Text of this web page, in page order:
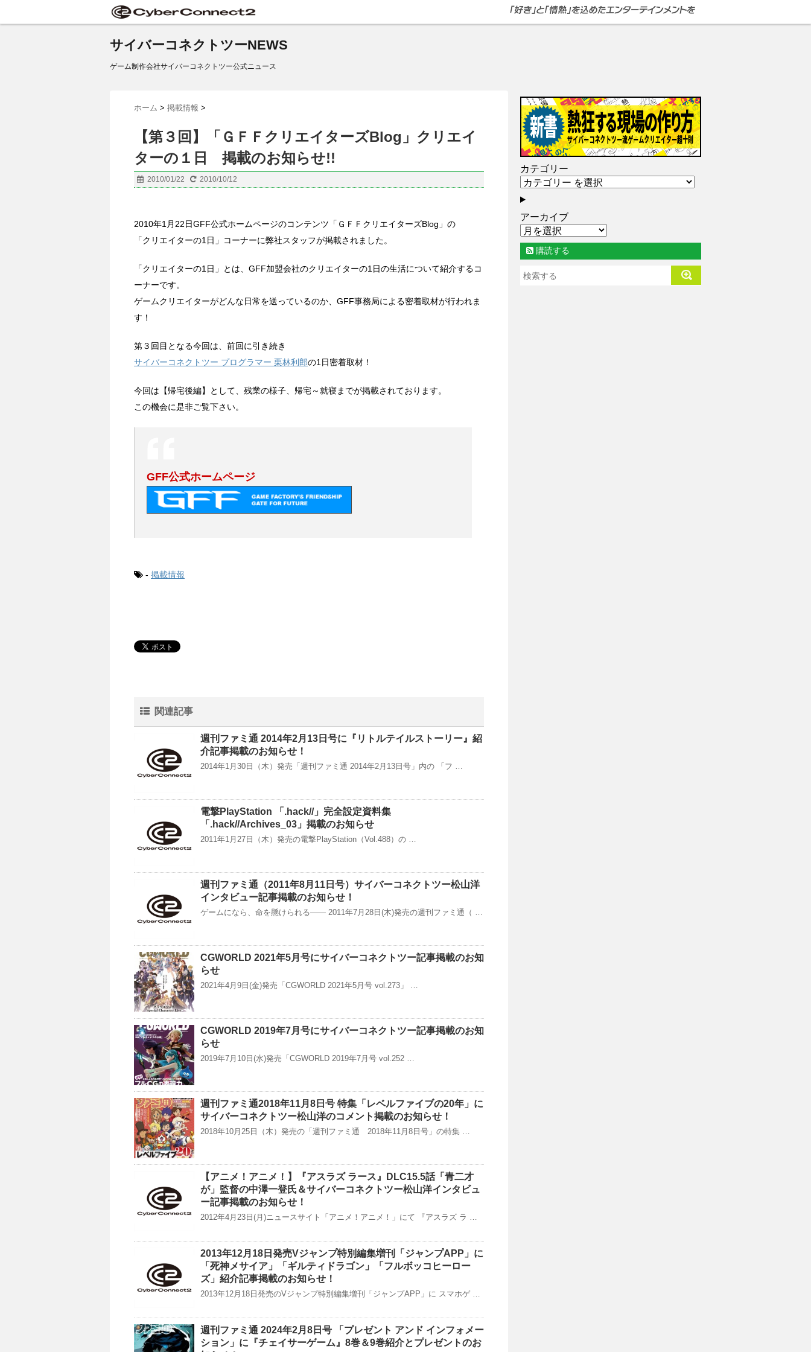
サイバーコネクトツーNEWS
ゲーム制作会社サイバーコネクトツー公式ニュース
ホーム > 掲載情報 >
【第３回】「ＧＦＦクリエイターズBlog」クリエイ
ターの１日 掲載のお知らせ!!
2010/01/22 2010/10/12
2010年1月22日GFF公式ホームページのコンテンツ「ＧＦＦクリエイターズBlog」の
「クリエイターの1日」コーナーに弊社スタッフが掲載されました。
「クリエイターの1日」とは、GFF加盟会社のクリエイターの1日の生活について紹介するコ
ーナーです。
ゲームクリエイターがどんな日常を送っているのか、GFF事務局による密着取材が行われま
す！
第３回目となる今回は、前回に引き続き
サイバーコネクトツー プログラマー 栗林利郎の1日密着取材！
今回は【帰宅後編】として、残業の様子、帰宅～就寝までが掲載されております。
この機会に是非ご覧下さい。
GFF公式ホームページ
- 掲載情報
関連記事
週刊ファミ通 2014年2月13日号に『リトルテイルストーリー』紹
介記事掲載のお知らせ！
2014年1月30日（木）発売「週刊ファミ通 2014年2月13日号」内の 「フ …
電撃PlayStation 「.hack//」完全設定資料集
「.hack//Archives_03」掲載のお知らせ
2011年1月27日（木）発売の電撃PlayStation（Vol.488）の …
週刊ファミ通（2011年8月11日号）サイバーコネクトツー松山洋
インタビュー記事掲載のお知らせ！
ゲームになら、命を懸けられる―― 2011年7月28日(木)発売の週刊ファミ通（ …
CGWORLD 2021年5月号にサイバーコネクトツー記事掲載のお知
らせ
2021年4月9日(金)発売「CGWORLD 2021年5月号 vol.273」 …
CGWORLD 2019年7月号にサイバーコネクトツー記事掲載のお知
らせ
2019年7月10日(水)発売「CGWORLD 2019年7月号 vol.252 …
週刊ファミ通2018年11月8日号 特集「レベルファイブの20年」に
サイバーコネクトツー松山洋のコメント掲載のお知らせ！
2018年10月25日（木）発売の「週刊ファミ通 2018年11月8日号」の特集 …
【アニメ！アニメ！】『アスラズ ラース』DLC15.5話「青二才
が」監督の中澤一登氏＆サイバーコネクトツー松山洋インタビュ
ー記事掲載のお知らせ！
2012年4月23日(月)ニュースサイト「アニメ！アニメ！」にて 『アスラズ ラ …
2013年12月18日発売Vジャンプ特別編集増刊「ジャンプAPP」に
「死神メサイア」「ギルティドラゴン」「フルボッコヒーロー
ズ」紹介記事掲載のお知らせ！
2013年12月18日発売のVジャンプ特別編集増刊「ジャンプAPP」に スマホゲ …
週刊ファミ通 2024年2月8日号 「プレゼント アンド インフォメー
ション」に『チェイサーゲーム』8巻＆9巻紹介とプレゼントのお
カテゴリー
アーカイブ
購読する